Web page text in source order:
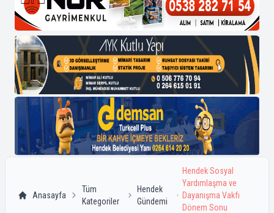
Anasayfa
Tüm
Kategoriler
Hendek
Gündemi
Hendek Sosyal
Yardımlaşma ve
Dayanışma Vakfı
Dönem Sonu